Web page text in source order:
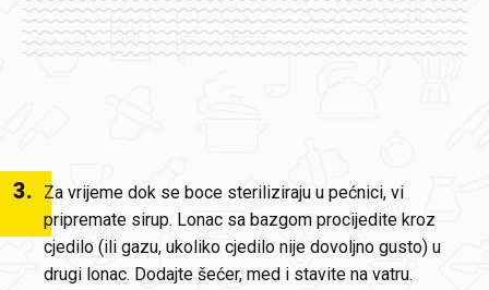
3.
Za vrijeme dok se boce steriliziraju u pećnici, vi
pripremate sirup. Lonac sa bazgom procijedite kroz
cjedilo (ili gazu, ukoliko cjedilo nije dovoljno gusto) u
drugi lonac. Dodajte šećer, med i stavite na vatru.